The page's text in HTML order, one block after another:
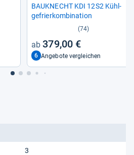
BAU­KNECHT KDI 12S2 Kühl­
ge­frier­kom­bi­na­tion
(74)
379,00 €
6 Angebote vergleichen
3